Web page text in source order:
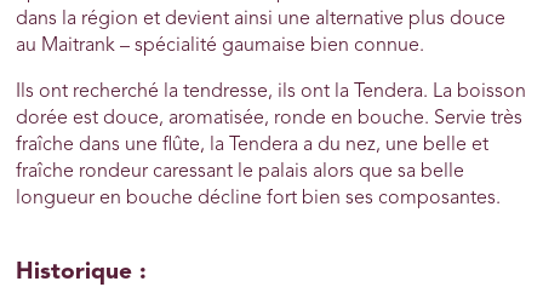
dans la région et devient ainsi une alternative plus douce
au Maitrank – spécialité gaumaise bien connue.
Ils ont recherché la tendresse, ils ont la Tendera. La boisson
dorée est douce, aromatisée, ronde en bouche. Servie très
fraîche dans une flûte, la Tendera a du nez, une belle et
fraîche rondeur caressant le palais alors que sa belle
longueur en bouche décline fort bien ses composantes.
Historique :